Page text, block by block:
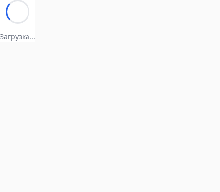
Загрузка...